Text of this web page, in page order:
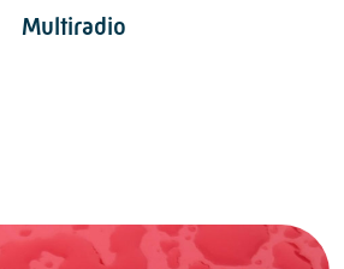
Multiradio